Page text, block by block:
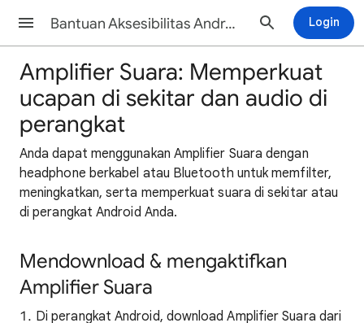
Bantuan Aksesibilitas Android Login
Amplifier Suara: Memperkuat
ucapan di sekitar dan audio di
perangkat
Anda dapat menggunakan Amplifier Suara dengan
headphone berkabel atau Bluetooth untuk memfilter,
meningkatkan, serta memperkuat suara di sekitar atau
di perangkat Android Anda.
Mendownload & mengaktifkan
Amplifier Suara
Di perangkat Android, download Amplifier Suara dari